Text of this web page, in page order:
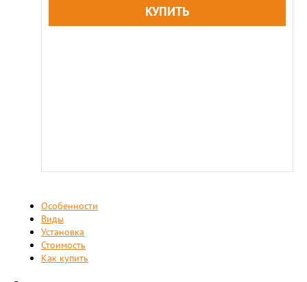
Особенности
Виды
Установка
Стоимость
Как купить